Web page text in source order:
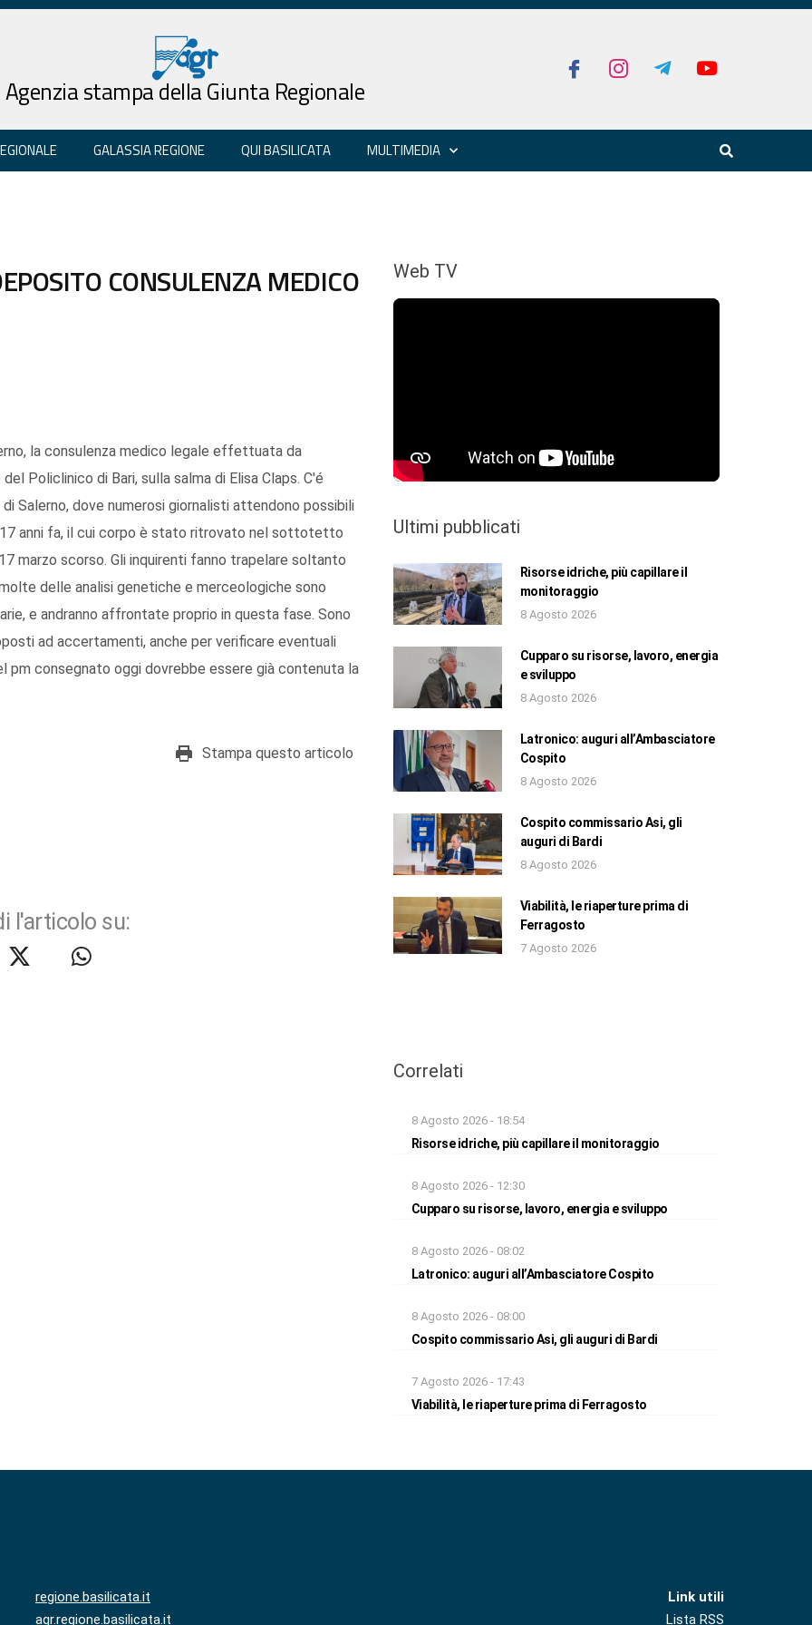
Agenzia stampa della Giunta Regionale
GALASSIA REGIONE QUI BASILICATA MULTIMEDIA
CONSULENZA MEDICO
la consulenza medico legale effettuata da
Policlinico di Bari, sulla salma di Elisa Claps. C'é
Salerno, dove numerosi giornalisti attendono possibili
anni fa, il cui corpo è stato ritrovato nel sottotetto
marzo scorso. Gli inquirenti fanno trapelare soltanto
delle analisi genetiche e merceologiche sono
e andranno affrontate proprio in questa fase. Sono
ad accertamenti, anche per verificare eventuali
consegnato oggi dovrebbe essere già contenuta la
Stampa questo articolo
l'articolo su:
Web TV
Ultimi pubblicati
Risorse idriche, più capillare il
monitoraggio
8 Agosto 2026
Cupparo su risorse, lavoro, energia
e sviluppo
8 Agosto 2026
Latronico: auguri all’Ambasciatore
Cospito
8 Agosto 2026
Cospito commissario Asi, gli
auguri di Bardi
8 Agosto 2026
Viabilità, le riaperture prima di
Ferragosto
7 Agosto 2026
Correlati
8 Agosto 2026 - 18:54
Risorse idriche, più capillare il monitoraggio
8 Agosto 2026 - 12:30
Cupparo su risorse, lavoro, energia e sviluppo
8 Agosto 2026 - 08:02
Latronico: auguri all’Ambasciatore Cospito
8 Agosto 2026 - 08:00
Cospito commissario Asi, gli auguri di Bardi
7 Agosto 2026 - 17:43
Viabilità, le riaperture prima di Ferragosto
regione.basilicata.it
agr.regione.basilicata.it
Link utili
Lista RSS